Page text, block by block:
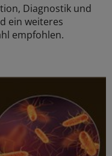
Diagnostik und
ein weiteres
empfohlen.